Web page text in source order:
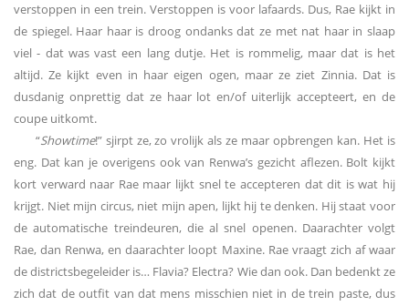
verstoppen in een trein. Verstoppen is voor lafaards. Dus, Rae kijkt in
de spiegel. Haar haar is droog ondanks dat ze met nat haar in slaap
viel - dat was vast een lang dutje. Het is rommelig, maar dat is het
altijd. Ze kijkt even in haar eigen ogen, maar ze ziet Zinnia. Dat is
dusdanig onprettig dat ze haar lot en/of uiterlijk accepteert, en de
coupe uitkomt.
“Showtime!” sjirpt ze, zo vrolijk als ze maar opbrengen kan. Het is
eng. Dat kan je overigens ook van Renwa’s gezicht aflezen. Bolt kijkt
kort verward naar Rae maar lijkt snel te accepteren dat dit is wat hij
krijgt. Niet mijn circus, niet mijn apen, lijkt hij te denken. Hij staat voor
de automatische treindeuren, die al snel openen. Daarachter volgt
Rae, dan Renwa, en daarachter loopt Maxine. Rae vraagt zich af waar
de districtsbegeleider is… Flavia? Electra? Wie dan ook. Dan bedenkt ze
zich dat de outfit van dat mens misschien niet in de trein paste, dus